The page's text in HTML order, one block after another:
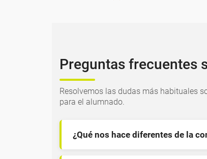
Preguntas frecuentes
Resolvemos las dudas más habituales
para el alumnado.
¿Qué nos hace diferentes de la